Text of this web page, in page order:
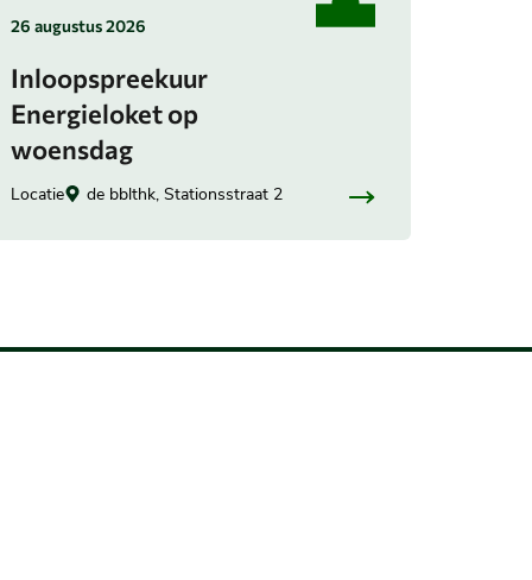
Inloopspreekuur
Energieloket op
woensdag
Locatie de bblthk, Stationsstraat 2
in
26 augustus 2026